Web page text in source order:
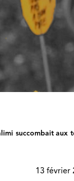
succombait
13 février